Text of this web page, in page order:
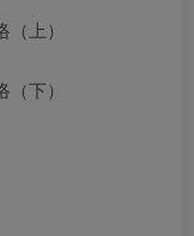
上）
下）